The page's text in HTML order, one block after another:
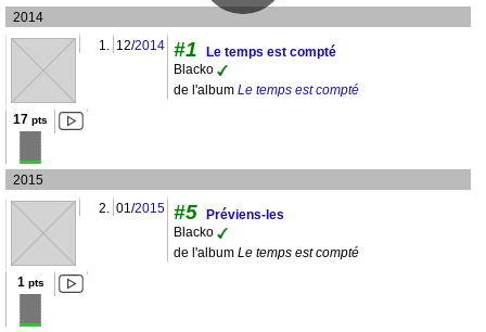
2014
1. 12/2014 #1
Le temps est compté
Blacko
de l'album Le temps est compté
17 pts
2015
2. 01/2015 #5
Préviens-les
Blacko
de l'album Le temps est compté
1 pts